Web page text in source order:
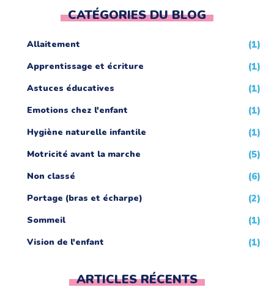
CATÉGORIES DU BLOG
Allaitement (1)
Apprentissage et écriture (1)
Astuces éducatives (1)
Emotions chez l'enfant (1)
Hygiène naturelle infantile (1)
Motricité avant la marche (5)
Non classé (6)
Portage (bras et écharpe) (2)
Sommeil (1)
Vision de l'enfant (1)
ARTICLES RÉCENTS